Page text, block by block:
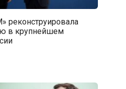
реконструировала
в крупнейшем